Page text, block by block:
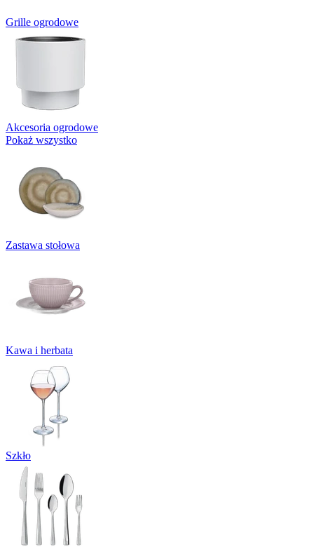
Grille ogrodowe
Akcesoria ogrodowe
Pokaż wszystko
Zastawa stołowa
Kawa i herbata
Szkło